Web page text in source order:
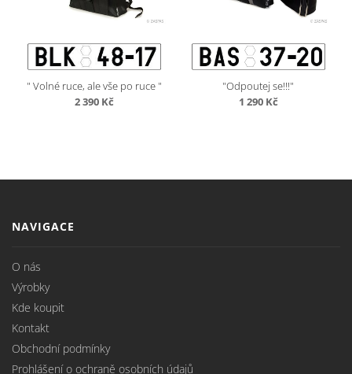
" Volné ruce, ale vše po ruce "
2 390 Kč
"Odpoutej se!!!"
1 290 Kč
NAVIGACE
O nás
Výrobky
Kde koupit
Kontakt
Obchodní podmínky
Prohlášení o ochraně osobních údajů